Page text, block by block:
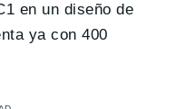
en un diseño de
ya con 400